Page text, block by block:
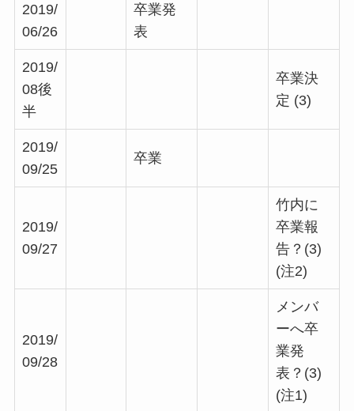
2019/
06/26
卒業発
表
2019/
08後
半
卒業決
定 (3)
2019/
09/25
卒業
2019/
09/27
竹内に
卒業報
告？ (3)
(注2)
2019/
09/28
メンバ
ーへ卒
業発
表？ (3)
(注1)